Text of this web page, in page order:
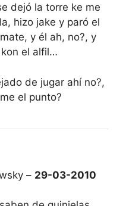
dejó la torre ke me
hizo jake y paró el
y él ah, no?, y
el alfil…
de jugar ahí no?,
el punto?
– 29-03-2010